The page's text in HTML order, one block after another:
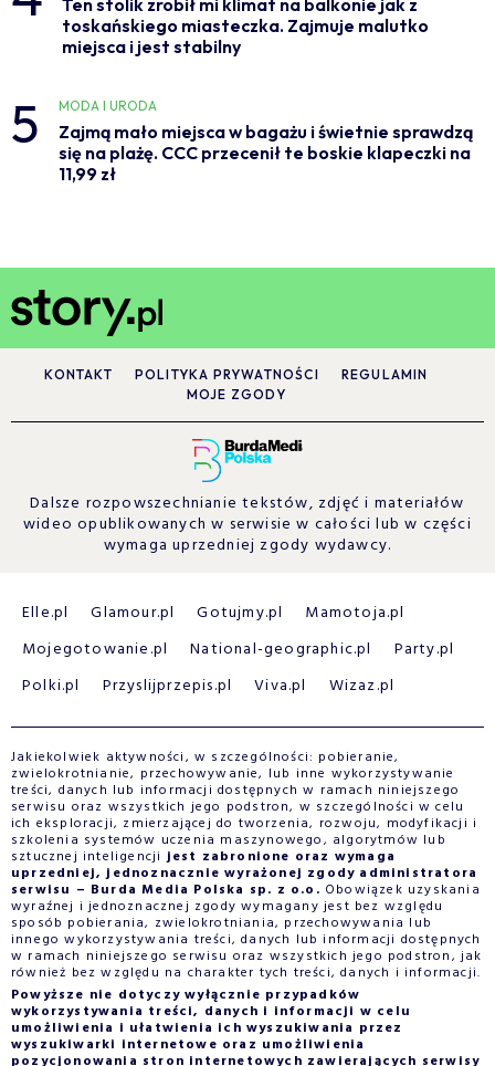
toskańskiego miasteczka. Zajmuje malutko
miejsca i jest stabilny
5 MODA I URODA
Zajmą mało miejsca w bagażu i świetnie sprawdzą
się na plażę. CCC przecenił te boskie klapeczki na
11,99 zł
KONTAKT POLITYKA PRYWATNOŚCI
REGULAMIN
MOJE ZGODY
Dalsze rozpowszechnianie tekstów, zdjęć i materiałów
wideo opublikowanych w serwisie w całości lub w części
wymaga uprzedniej zgody wydawcy.
Elle.pl Glamour.pl Gotujmy.pl
Mamotoja.pl
Mojegotowanie.pl
National-geographic.pl
Party.pl
Polki.pl
Przyslijprzepis.pl Viva.pl Wizaz.pl
Jakiekolwiek aktywności, w szczególności: pobieranie,
zwielokrotnianie, przechowywanie, lub inne wykorzystywanie
treści, danych lub informacji dostępnych w ramach niniejszego
serwisu oraz wszystkich jego podstron, w szczególności w celu
ich eksploracji, zmierzającej do tworzenia, rozwoju, modyfikacji i
szkolenia systemów uczenia maszynowego, algorytmów lub
sztucznej inteligencjijest zabronione oraz wymaga
uprzedniej, jednoznacznie wyrażonej zgody administratora
serwisu – Burda Media Polska sp. z o.o. Obowiązek uzyskania
wyraźnej i jednoznacznej zgody wymagany jest bez względu
sposób pobierania, zwielokrotniania, przechowywania lub
innego wykorzystywania treści, danych lub informacji dostępnych
w ramach niniejszego serwisu oraz wszystkich jego podstron, jak
również bez względu na charakter tych treści, danych i informacji.
Powyższe nie dotyczy wyłącznie przypadków
wykorzystywania treści, danych i informacji w celu
umożliwienia i ułatwienia ich wyszukiwania przez
wyszukiwarki internetowe oraz umożliwienia
pozycjonowania stron internetowych zawierających serwisy